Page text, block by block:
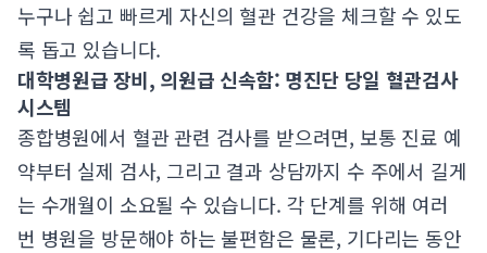
누구나 쉽고 빠르게 자신의 혈관 건강을 체크할 수 있도
록 돕고 있습니다.
대학병원급 장비, 의원급 신속함: 명진단 당일 혈관검사
시스템
종합병원에서 혈관 관련 검사를 받으려면, 보통 진료 예
약부터 실제 검사, 그리고 결과 상담까지 수 주에서 길게
는 수개월이 소요될 수 있습니다. 각 단계를 위해 여러
번 병원을 방문해야 하는 불편함은 물론, 기다리는 동안